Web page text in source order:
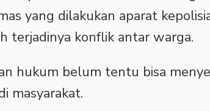
yang dilakukan aparat
terjadinya konflik antar warga.
hukum belum tentu bisa
masyarakat.